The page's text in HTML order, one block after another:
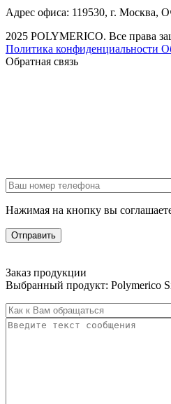
Адрес офиса: 119530, г. Москва,
2025 POLYMERICO. Все права
Политика конфиденциальности
Обратная связь
Нажимая на кнопку вы
Заказ продукции
Выбранный продукт: Polymerico